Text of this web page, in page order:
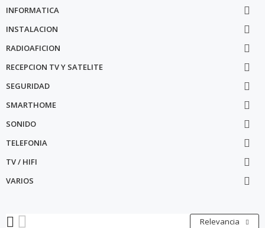
INFORMATICA 
INSTALACION 
RADIOAFICION 
RECEPCION TV Y SATELITE 
SEGURIDAD 
SMARTHOME 
SONIDO 
TELEFONIA 
TV / HIFI 
VARIOS 
Relevancia